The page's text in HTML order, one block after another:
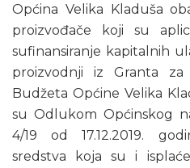
Općina Velika Kladuša
proizvođače koji su
sufinansiranje kapitalnih
proizvodnji iz Granta
Budžeta Općine Velika
su Odlukom Općinskog
4/19 od 17.12.2019.
sredstva koja su i